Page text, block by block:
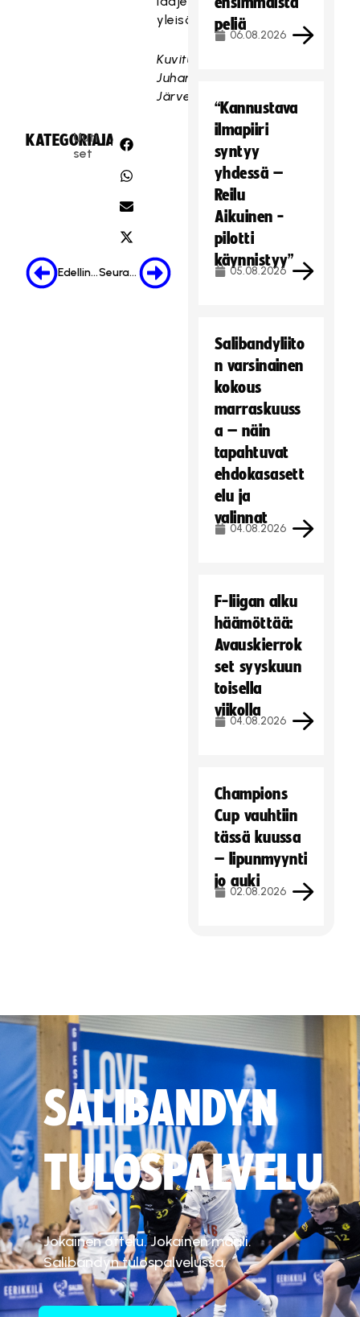
yleisölle.
Kuvituskuva:
Juhani
Järvenpää
KATEGORIA:
Uuti
set
JAA:
Edellinen Seuraava
peliä
06.08.2026
“Kannustava
ilmapiiri
syntyy
yhdessä –
Reilu
Aikuinen -
pilotti
käynnistyy”
05.08.2026
Salibandyliito
n varsinainen
kokous
marraskuuss
a – näin
tapahtuvat
ehdokasasett
elu ja
valinnat
04.08.2026
F-liigan alku
häämöttää:
Avauskierrok
set syyskuun
toisella
viikolla
04.08.2026
Champions
Cup vauhtiin
tässä kuussa
– lipunmyynti
jo auki
02.08.2026
SALIBANDYN
TULOSPALVELU
Jokainen ottelu. Jokainen maali.
Salibandyn tulospalvelussa.